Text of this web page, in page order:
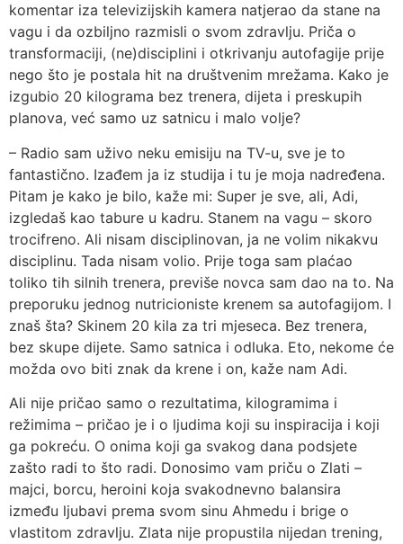
komentar iza televizijskih kamera natjerao da stane na
vagu i da ozbiljno razmisli o svom zdravlju. Priča o
transformaciji, (ne)disciplini i otkrivanju autofagije prije
nego što je postala hit na društvenim mrežama. Kako je
izgubio 20 kilograma bez trenera, dijeta i preskupih
planova, već samo uz satnicu i malo volje?
– Radio sam uživo neku emisiju na TV-u, sve je to
fantastično. Izađem ja iz studija i tu je moja nadređena.
Pitam je kako je bilo, kaže mi: Super je sve, ali, Adi,
izgledaš kao tabure u kadru. Stanem na vagu – skoro
trocifreno. Ali nisam disciplinovan, ja ne volim nikakvu
disciplinu. Tada nisam volio. Prije toga sam plaćao
toliko tih silnih trenera, previše novca sam dao na to. Na
preporuku jednog nutricioniste krenem sa autofagijom. I
znaš šta? Skinem 20 kila za tri mjeseca. Bez trenera,
bez skupe dijete. Samo satnica i odluka. Eto, nekome će
možda ovo biti znak da krene i on, kaže nam Adi.
Ali nije pričao samo o rezultatima, kilogramima i
režimima – pričao je i o ljudima koji su inspiracija i koji
ga pokreću. O onima koji ga svakog dana podsjete
zašto radi to što radi. Donosimo vam priču o Zlati –
majci, borcu, heroini koja svakodnevno balansira
između ljubavi prema svom sinu Ahmedu i brige o
vlastitom zdravlju. Zlata nije propustila nijedan trening,